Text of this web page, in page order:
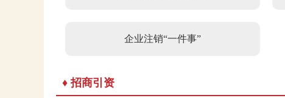
企业注销“一件事”
♦ 招商引资